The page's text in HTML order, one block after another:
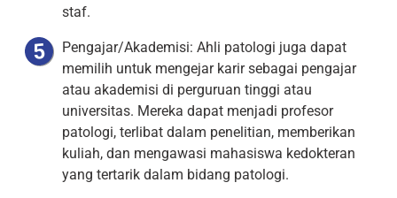
staf.
Pengajar/Akademisi: Ahli patologi juga dapat
memilih untuk mengejar karir sebagai pengajar
atau akademisi di perguruan tinggi atau
universitas. Mereka dapat menjadi profesor
patologi, terlibat dalam penelitian, memberikan
kuliah, dan mengawasi mahasiswa kedokteran
yang tertarik dalam bidang patologi.